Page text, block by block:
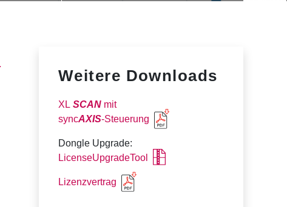
Weitere Downloads
XL SCAN mit
syncAXIS‑Steuerung
Dongle Upgrade:
LicenseUpgradeTool
Lizenzvertrag